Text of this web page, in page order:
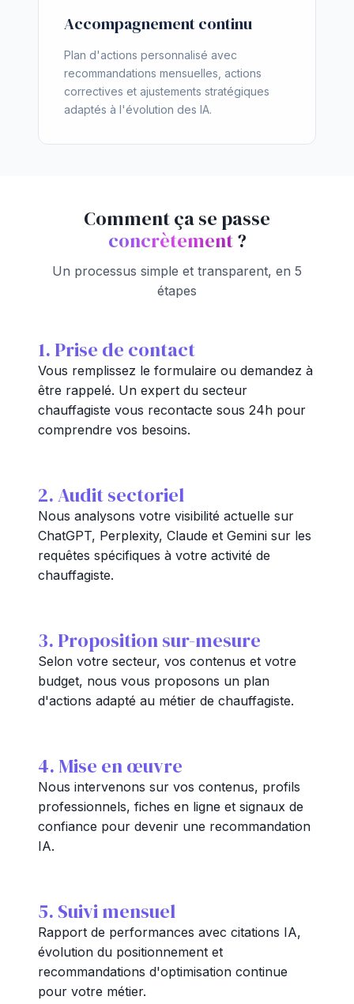
Accompagnement continu
Plan d'actions personnalisé avec
recommandations mensuelles, actions
correctives et ajustements stratégiques
adaptés à l'évolution des IA.
Comment ça se passe
concrètement?
Un processus simple et transparent, en 5
étapes
1. Prise de contact
Vous remplissez le formulaire ou demandez à
être rappelé. Un expert du secteur
chauffagiste vous recontacte sous 24h pour
comprendre vos besoins.
2. Audit sectoriel
Nous analysons votre visibilité actuelle sur
ChatGPT, Perplexity, Claude et Gemini sur les
requêtes spécifiques à votre activité de
chauffagiste.
3. Proposition sur-mesure
Selon votre secteur, vos contenus et votre
budget, nous vous proposons un plan
d'actions adapté au métier de chauffagiste.
4. Mise en œuvre
Nous intervenons sur vos contenus, profils
professionnels, fiches en ligne et signaux de
confiance pour devenir une recommandation
IA.
5. Suivi mensuel
Rapport de performances avec citations IA,
évolution du positionnement et
recommandations d'optimisation continue
pour votre métier.